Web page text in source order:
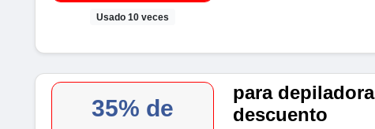
Usado 10 veces
35% de
para
descuento